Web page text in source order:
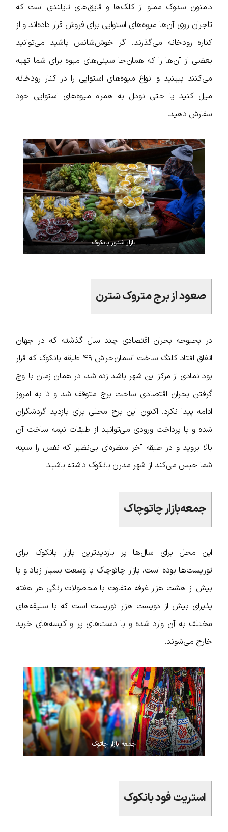
دامنون سدوک مملو از کلک‌ها و قایق‌های تایلندی است که
تاجران روی آن‌ها میوه‌های استوایی برای فروش قرار داده‌اند و از
کناره رودخانه می‌گذرند. اگر خوش‌شانس باشید می‌توانید
بعضی از آن‌ها را که همان‌جا سینی‌های میوه برای شما تهیه
می‌کنند ببینید و انواع میوه‌های استوایی را در کنار رودخانه
میل کنید یا حتی نودل به همراه میوه‌های استوایی خود
سفارش دهید!
بازار شناور بانکوک
صعود از برج متروک سَترن
در بحبوحه بحران اقتصادی چند سال گذشته که در جهان
اتفاق افتاد کلنگ ساخت آسمان‌خراش ۴۹ طبقه بانکوک که قرار
بود نمادی از مرکز این شهر باشد زده شد، در همان زمان با اوج
گرفتن بحران اقتصادی ساخت برج متوقف شد و تا به امروز
ادامه پیدا نکرد. اکنون این برج محلی برای بازدید گردشگران
شده و با پرداخت ورودی می‌توانید از طبقات نیمه ساخت آن
بالا بروید و در طبقه آخر منظره‌ای بی‌نظیر که نفس را سینه
شما حبس می‌کند از شهر مدرن بانکوک داشته باشید
جمعه‌بازار چاتوچاک
این محل برای سال‌ها پر بازدیدترین بازار بانکوک برای
توریست‌ها بوده است، بازار چاتوچاک با وسعت بسیار زیاد و با
بیش از هشت هزار غرفه متفاوت با محصولات رنگی هر هفته
پذیرای بیش از دویست هزار توریست است که با سلیقه‌های
مختلف به آن وارد شده و با دست‌های پر و کیسه‌های خرید
خارج می‌شوند.
جمعه بازار چاتوک
استریت فود بانکوک